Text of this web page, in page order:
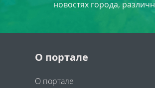
новостях города,
О портале
О портале